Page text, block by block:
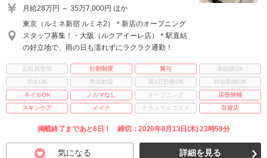
月給28万円 ～ 35万7,000円 ほか
東京（ルミネ新宿 ルミネ2）＊新店のオープニング
スタッフ募集！・大阪（ルクアイーレ店）＊駅直結
の好立地で、雨の日も濡れずにラクラク通勤！
正社員登用 社割制度 賞与
未経験OK
学生OK
男女歓迎 週3日勤務OK
時短勤務OK
ネイルOK
ノルマなし オープニング
店長候補
スキンケア
メイク ナチュラルコスメ 百貨店
掲載終了まであと6日！ 締切：2026年8月13日(木) 23時59分
気になる 詳細を見る